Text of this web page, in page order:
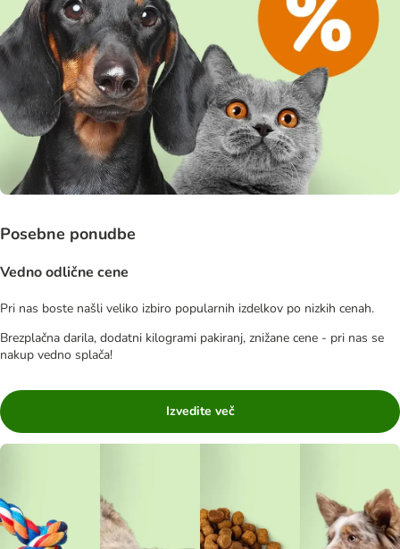
Posebne ponudbe
Vedno odlične cene
Pri nas boste našli veliko izbiro popularnih izdelkov po nizkih cenah.
Brezplačna darila, dodatni kilogrami pakiranj, znižane cene - pri nas se
nakup vedno splača!
Izvedite več